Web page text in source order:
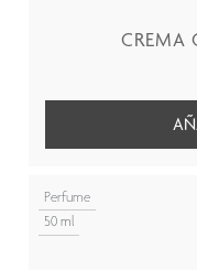
CREMA
Perfume
50 ml